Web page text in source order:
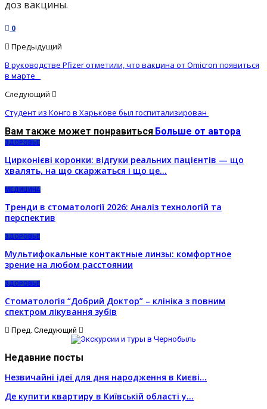
доз вакцины.
0
Предыдущий
В руководстве Pfizer отметили, что вакцина от Omicron появиться
в марте
Следующий
Студент из Конго в Харькове был госпитализирован
Вам также может понравиться Больше от автора
ЗДОРОВЬЕ
Цирконієві коронки: відгуки реальних пацієнтів — що
хвалять, на що скаржаться і що це…
МЕДИЦИНА
Тренди в стоматології 2026: Аналіз технологій та
перспектив
ЗДОРОВЬЕ
Мультифокальные контактные линзы: комфортное
зрение на любом расстоянии
ЗДОРОВЬЕ
Стоматологія “Добрий Доктор” – клініка з повним
спектром лікування зубів
Пред. Следующий
Недавние посты
Незвичайні ідеї для дня народження в Києві…
Де купити квартиру в Київській області у…